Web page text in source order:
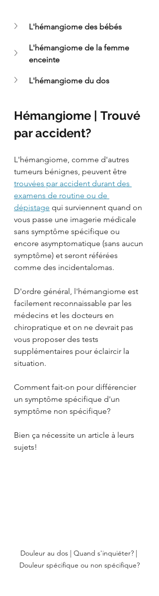
L'hémangiome des bébés
L'hémangiome de la femme
enceinte
L'hémangiome du dos
Hémangiome | Trouvé
par accident?
L'hémangiome, comme d'autres
tumeurs bénignes, peuvent être
trouvées par accident durant des
examens de routine ou de
dépistage qui surviennent quand on
vous passe une imagerie médicale
sans symptôme spécifique ou
encore asymptomatique (sans aucun
symptôme) et seront référées
comme des incidentalomas.
D'ordre général, l'hémangiome est
facilement reconnaissable par les
médecins et les docteurs en
chiropratique et on ne devrait pas
vous proposer des tests
supplémentaires pour éclaircir la
situation.
Comment fait-on pour différencier
un symptôme spécifique d'un
symptôme non spécifique?
Bien ça nécessite un article à leurs
sujets!
Douleur au dos | Quand s'inquiéter? |
Douleur spécifique ou non spécifique?